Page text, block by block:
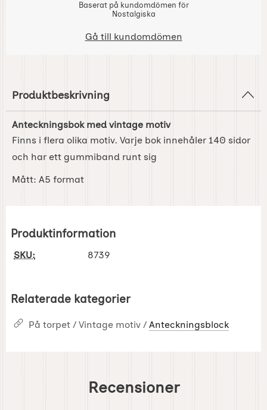
Baserat på kundomdömen för
Nostalgiska
Gå till kundomdömen
Produktbeskrivning
Anteckningsbok med vintage motiv
Finns i flera olika motiv. Varje bok innehåler 140 sidor
och har ett gummiband runt sig
Mått: A5 format
Produktinformation
SKU: 8739
Relaterade kategorier
På torpet / Vintage motiv / Anteckningsblock
Recensioner